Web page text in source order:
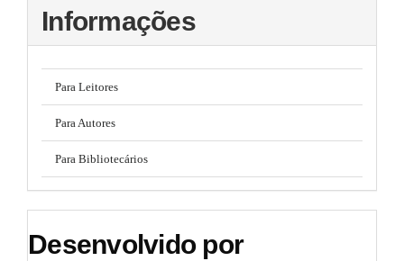
Informações
Para Leitores
Para Autores
Para Bibliotecários
Desenvolvido por